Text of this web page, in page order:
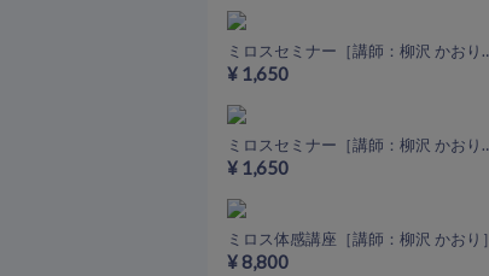
ミロスセミナー［
¥ 1,650
ミロスセミナー
¥ 1,650
ミロス体感講座［講師：柳沢 かおり］
¥ 8,800